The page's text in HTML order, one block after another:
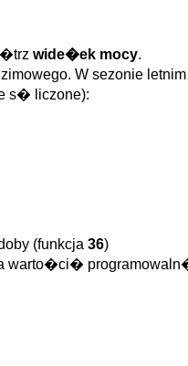
wide�ek mocy.
W sezonie
s� liczone):
(funkcja 36)
warto�ci�